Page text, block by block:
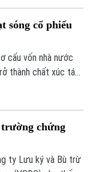
thương mại làm
sóng cổ phiếu
cấu vốn nhà nước
thành chất xúc tác
đi lên.chứng
ty Lưu ký và Bù trừ